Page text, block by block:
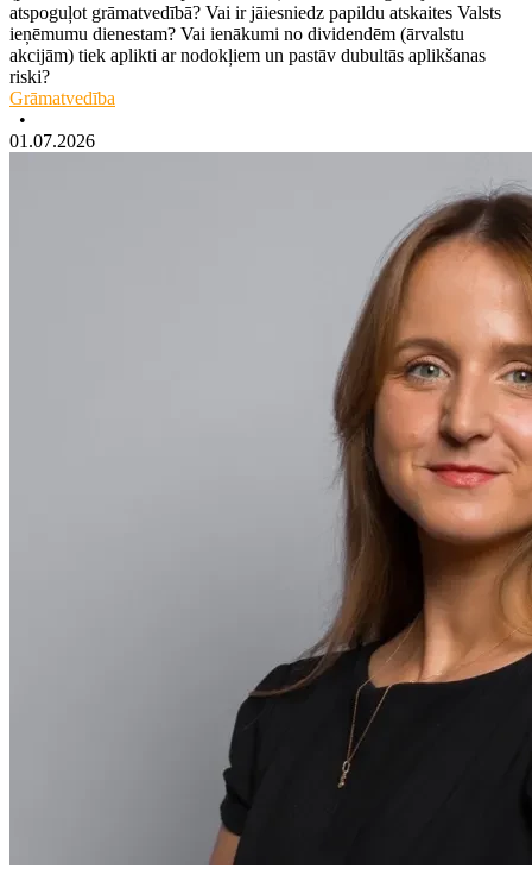
atspoguļot grāmatvedībā? Vai ir jāiesniedz papildu atskaites Valsts
ieņēmumu dienestam? Vai ienākumi no dividendēm (ārvalstu
akcijām) tiek aplikti ar nodokļiem un pastāv dubultās aplikšanas
riski?
Grāmatvedība
•
01.07.2026